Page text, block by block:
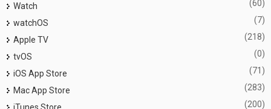
Watch (60)
watchOS (7)
Apple TV (218)
tvOS (0)
iOS App Store (71)
Mac App Store (283)
(200)